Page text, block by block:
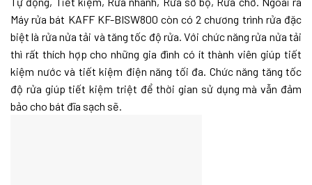
Máy rửa bát KAFF KF-BISW800 còn có 2 chương trình rửa đặc
biệt là rửa nửa tải và tăng tốc độ rửa. Với chức năng rửa nửa tải
thì rất thích hợp cho những gia đình có ít thành viên giúp tiết
kiệm nước và tiết kiệm điện năng tối đa. Chức năng tăng tốc
độ rửa giúp tiết kiệm triệt để thời gian sử dụng mà vẫn đảm
bảo cho bát đĩa sạch sẽ.